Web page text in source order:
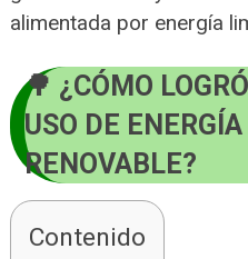
alimentada por energía
¿CÓMO
USO DE
RENOVABLE?
Contenido